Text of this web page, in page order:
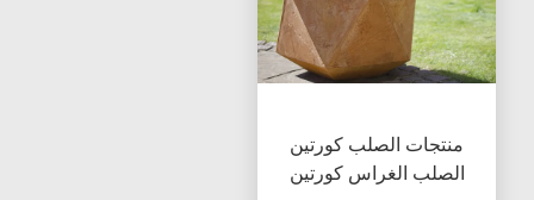
منتجات الصلب كورتين
الصلب الغراس كورتين